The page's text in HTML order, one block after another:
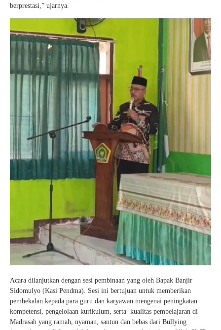
berprestasi,” ujarnya.
Acara dilanjutkan dengan sesi pembinaan yang oleh Bapak Banjir
Sidomulyo (Kasi Pendma). Sesi ini bertujuan untuk memberikan
pembekalan kepada para guru dan karyawan mengenai peningkatan
kompetensi, pengelolaan kurikulum, serta kualitas pembelajaran di
Madrasah yang ramah, nyaman, santun dan bebas dari Bullying